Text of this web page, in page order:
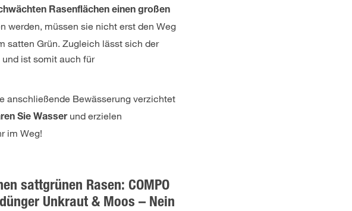
Rasenflächen einen großen
werden, müssen sie nicht erst den Weg
satten Grün. Zugleich lässt sich der
ist somit auch für
anschließende Bewässerung verzichtet
Sie Wasserund erzielen
im Weg!
sattgrünen Rasen: COMPO
Unkraut & Moos – Nein